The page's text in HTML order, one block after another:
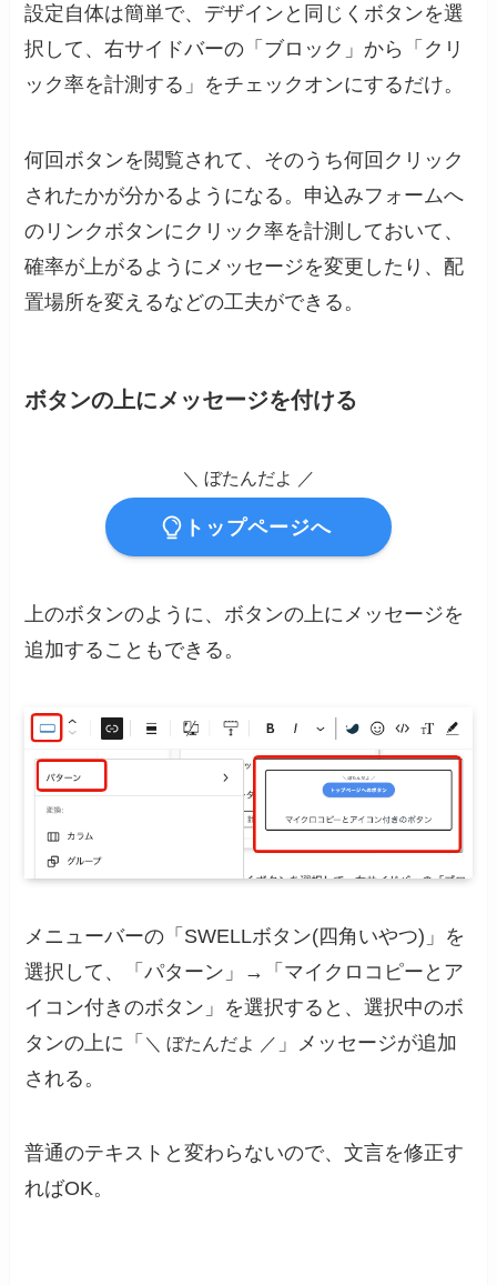
設定自体は簡単で、デザインと同じくボタンを選
択して、右サイドバーの「ブロック」から「クリ
ック率を計測する」をチェックオンにするだけ。
何回ボタンを閲覧されて、そのうち何回クリック
されたかが分かるようになる。申込みフォームへ
のリンクボタンにクリック率を計測しておいて、
確率が上がるようにメッセージを変更したり、配
置場所を変えるなどの工夫ができる。
ボタンの上にメッセージを付ける
＼ ぼたんだよ ／
トップページへ
上のボタンのように、ボタンの上にメッセージを
追加することもできる。
メニューバーの「SWELLボタン(四角いやつ)」を
選択して、「パターン」→「マイクロコピーとア
イコン付きのボタン」を選択すると、選択中のボ
タンの上に「 ＼ ぼたんだよ ／ 」メッセージが追加
される。
普通のテキストと変わらないので、文言を修正す
ればOK。